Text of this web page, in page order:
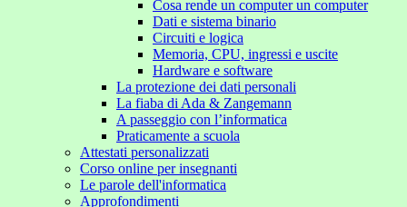
Cosa rende un computer un computer
Dati e sistema binario
Circuiti e logica
Memoria, CPU, ingressi e uscite
Hardware e software
La protezione dei dati personali
La fiaba di Ada & Zangemann
A passeggio con l’informatica
Praticamente a scuola
Attestati personalizzati
Corso online per insegnanti
Le parole dell'informatica
Approfondimenti